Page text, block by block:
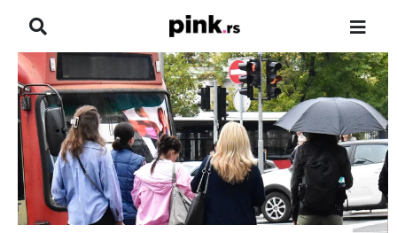
NASLOVNA
VESTI
ZADRUGA
SHOWBIZ